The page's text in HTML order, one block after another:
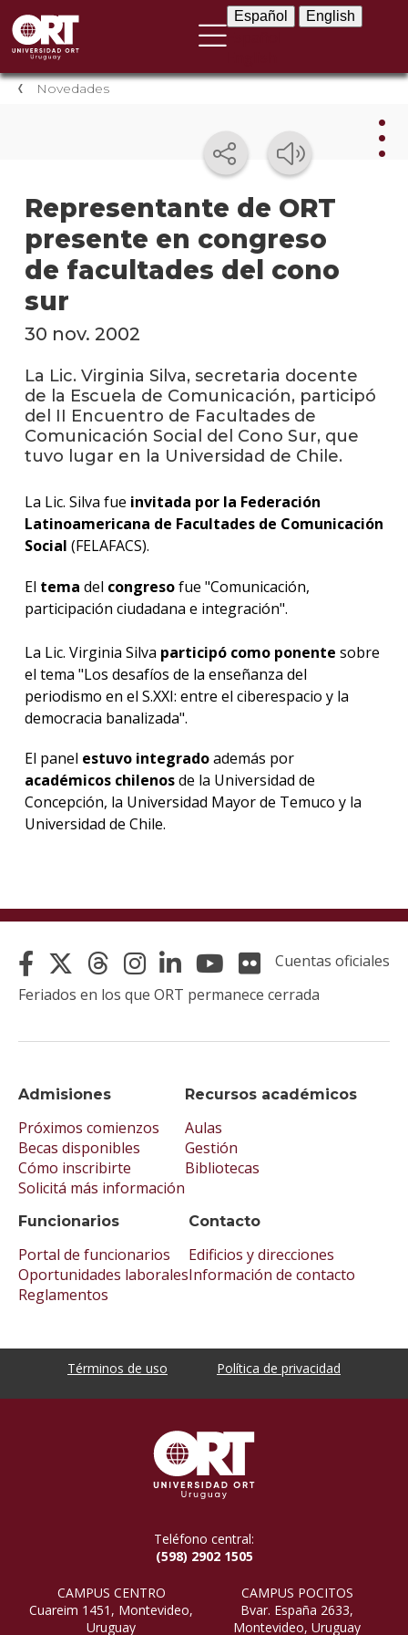
Español English
Novedades
Representante de ORT
presente en congreso
de facultades del cono
sur
30 nov. 2002
La Lic. Virginia Silva, secretaria docente
de la Escuela de Comunicación, participó
del II Encuentro de Facultades de
Comunicación Social del Cono Sur, que
tuvo lugar en la Universidad de Chile.
La Lic. Silva fue invitada por la Federación
Latinoamericana de Facultades de Comunicación
Social (FELAFACS).
El tema del congresofue "Comunicación,
participación ciudadana e integración".
La Lic. Virginia Silva participó como ponente sobre
el tema "Los desafíos de la enseñanza del
periodismo en el S.XXI: entre el ciberespacio y la
democracia banalizada".
El panel estuvo integradoademás por
académicos chilenosde la Universidad de
Concepción, la Universidad Mayor de Temuco y la
Universidad de Chile.
Admisiones
Próximos comienzos
Becas disponibles
Cómo inscribirte
Solicitá más información
Recursos académicos
Aulas
Gestión
Bibliotecas
Funcionarios
Portal de funcionarios
Oportunidades laborales
Reglamentos
Contacto
Edificios y direcciones
Información de contacto
Cuentas oficiales
Feriados en los que ORT permanece cerrada
Términos de uso Política de privacidad
Teléfono central:
(598) 2902 1505
CAMPUS CENTRO
Cuareim 1451, Montevideo,
Uruguay
CAMPUS POCITOS
Bvar. España 2633,
Montevideo, Uruguay